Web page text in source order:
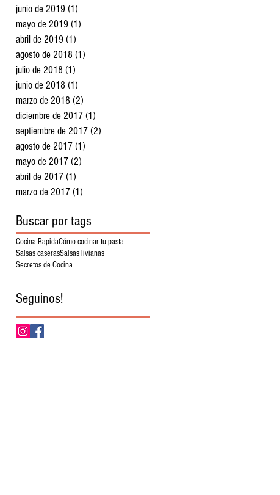
junio de 2019 (1)
mayo de 2019 (1)
abril de 2019 (1)
agosto de 2018 (1)
julio de 2018 (1)
junio de 2018 (1)
marzo de 2018 (2)
diciembre de 2017 (1)
septiembre de 2017 (2)
agosto de 2017 (1)
mayo de 2017 (2)
abril de 2017 (1)
marzo de 2017 (1)
Buscar por tags
Cocina RapidaCómo cocinar tu pasta
Salsas caserasSalsas livianas
Secretos de Cocina
Seguinos!